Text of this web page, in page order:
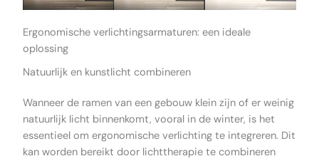
Ergonomische verlichtingsarmaturen: een ideale
oplossing
Natuurlijk en kunstlicht combineren
Wanneer de ramen van een gebouw klein zijn of er weinig
natuurlijk licht binnenkomt, vooral in de winter, is het
essentieel om ergonomische verlichting te integreren. Dit
kan worden bereikt door lichttherapie te combineren